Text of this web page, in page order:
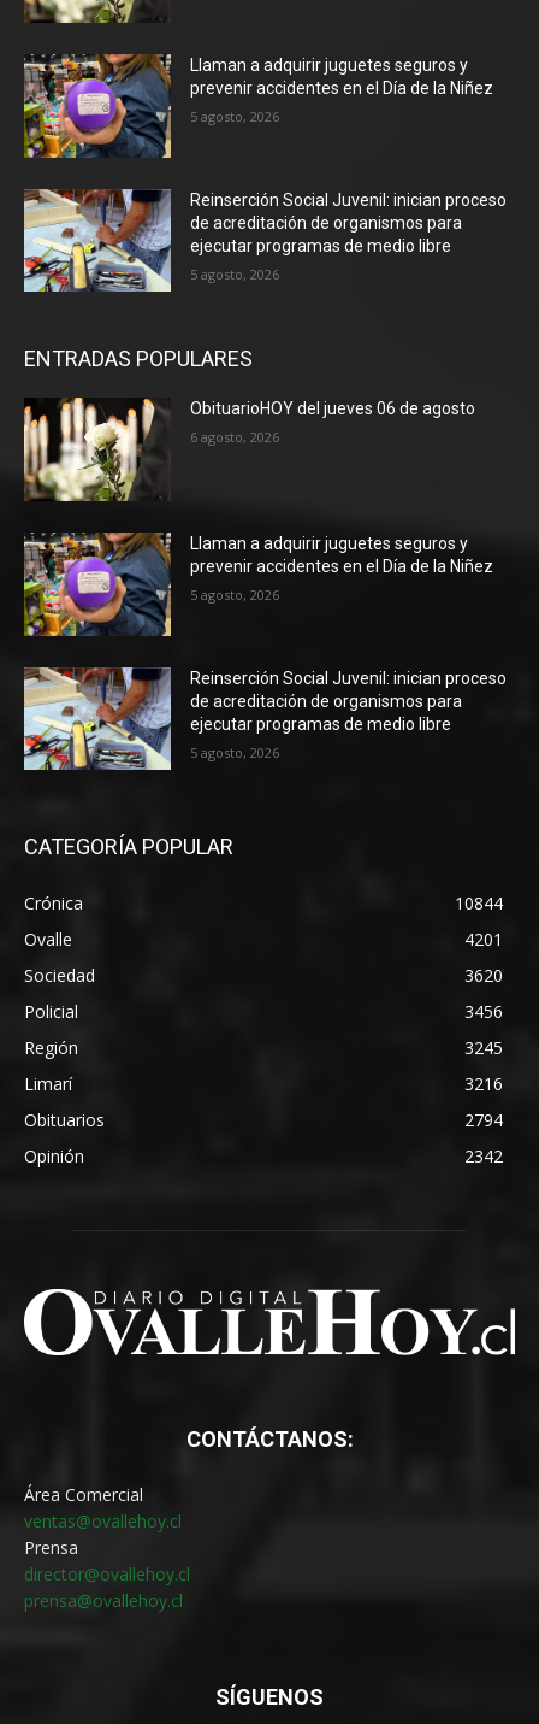
Llaman a adquirir juguetes seguros y
prevenir accidentes en el Día de la Niñez
5 agosto, 2026
Reinserción Social Juvenil: inician proceso
de acreditación de organismos para
ejecutar programas de medio libre
5 agosto, 2026
ENTRADAS POPULARES
ObituarioHOY del jueves 06 de agosto
6 agosto, 2026
Llaman a adquirir juguetes seguros y
prevenir accidentes en el Día de la Niñez
5 agosto, 2026
Reinserción Social Juvenil: inician proceso
de acreditación de organismos para
ejecutar programas de medio libre
5 agosto, 2026
CATEGORÍA POPULAR
Crónica
10844
Ovalle
4201
Sociedad
3620
Policial
3456
Región
3245
Limarí
3216
Obituarios
2794
Opinión
2342
CONTÁCTANOS:
Área Comercial
ventas@ovallehoy.cl
Prensa
director@ovallehoy.cl
prensa@ovallehoy.cl
SÍGUENOS